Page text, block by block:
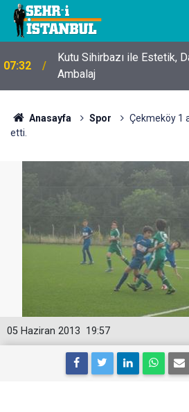
15:11
Mobil Araçlarla Hayır
Avantajları
Anasayfa Spor
Çekmeköy 1
etti.
19:57
05 Haziran 2013